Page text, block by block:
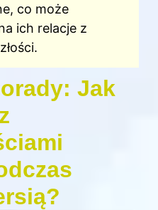
co może
ich relacje z
Jak